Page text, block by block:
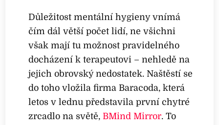
Důležitost mentální hygieny vnímá
čím dál větší počet lidí, ne všichni
však mají tu možnost pravidelného
docházení k terapeutovi – nehledě na
jejich obrovský nedostatek. Naštěstí se
do toho vložila firma Baracoda, která
letos v lednu představila první chytré
zrcadlo na světě,BMind Mirror. To